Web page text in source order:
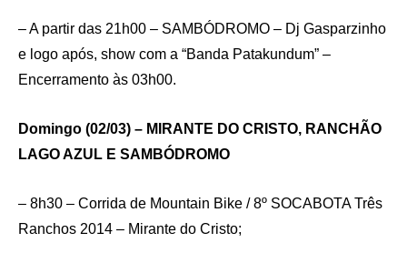
– A partir das 21h00 – SAMBÓDROMO – Dj Gasparzinho
e logo após, show com a “Banda Patakundum” –
Encerramento às 03h00.
Domingo (02/03) – MIRANTE DO CRISTO, RANCHÃO
LAGO AZUL E SAMBÓDROMO
– 8h30 – Corrida de Mountain Bike / 8º SOCABOTA Três
Ranchos 2014 – Mirante do Cristo;